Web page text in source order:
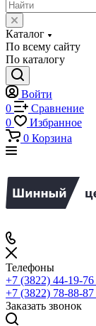
Каталог
По всему сайту
По каталогу
Войти
0
Сравнение
0
Избранное
0 Корзина
Телефоны
+7 (3822) 44-19-76
+7 (3822) 78-88-87
Заказать звонок